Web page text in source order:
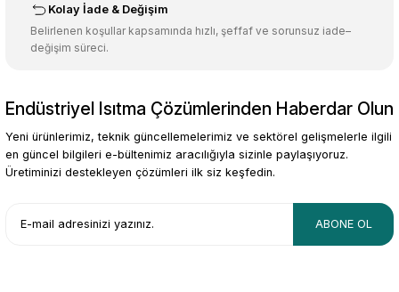
Kolay İade & Değişim
Belirlenen koşullar kapsamında hızlı, şeffaf ve sorunsuz iade–
değişim süreci.
Endüstriyel Isıtma Çözümlerinden Haberdar Olun
Yeni ürünlerimiz, teknik güncellemelerimiz ve sektörel gelişmelerle ilgili
en güncel bilgileri e-bültenimiz aracılığıyla sizinle paylaşıyoruz.
Üretiminizi destekleyen çözümleri ilk siz keşfedin.
ABONE OL